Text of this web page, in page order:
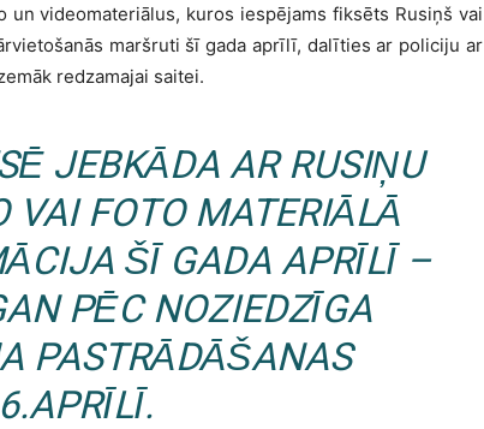
videomateriālus, kuros iespējams fiksēts Rusiņš vai
maršruti šī gada aprīlī, dalīties ar policiju ar
redzamajai saitei.
JEBKĀDA AR RUSIŅU
VAI FOTO MATERIĀLĀ
ŠĪ GADA APRĪLĪ –
PĒC NOZIEDZĪGA
PASTRĀDĀŠANAS